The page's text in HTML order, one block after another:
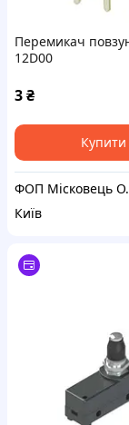
Перемикач
12D00
3₴
Купити
ФОП Місковець
Київ